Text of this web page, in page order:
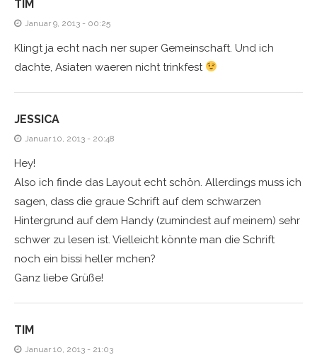
TIM
Januar 9, 2013 - 00:25
Klingt ja echt nach ner super Gemeinschaft. Und ich
dachte, Asiaten waeren nicht trinkfest
JESSICA
Januar 10, 2013 - 20:48
Hey!
Also ich finde das Layout echt schön. Allerdings muss ich
sagen, dass die graue Schrift auf dem schwarzen
Hintergrund auf dem Handy (zumindest auf meinem) sehr
schwer zu lesen ist. Vielleicht könnte man die Schrift
noch ein bissi heller mchen?
Ganz liebe Grüße!
TIM
Januar 10, 2013 - 21:03